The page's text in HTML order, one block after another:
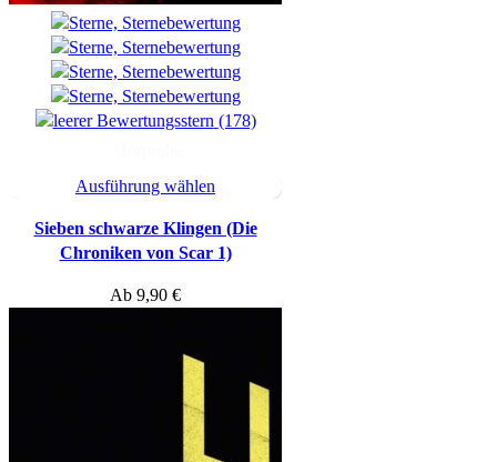
(178)
Ausführung wählen
Sieben schwarze Klingen (Die
Chroniken von Scar 1)
Ab 9,90 €